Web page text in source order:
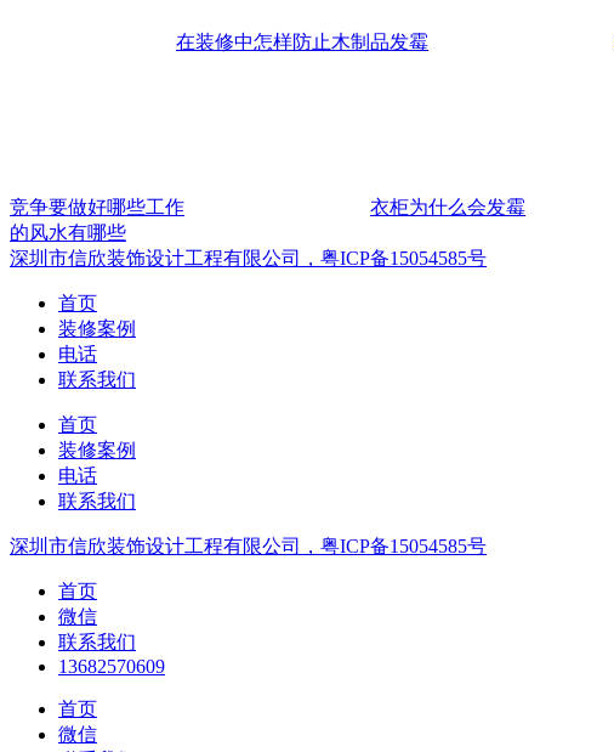
在装修中怎样防止木制品发霉
竞争要做好哪些工作 衣柜为什么会发霉
的风水有哪些
深圳市信欣装饰设计工程有限公司，粤ICP备15054585号
首页
装修案例
电话
联系我们
首页
装修案例
电话
联系我们
深圳市信欣装饰设计工程有限公司，粤ICP备15054585号
首页
微信
联系我们
13682570609
首页
微信